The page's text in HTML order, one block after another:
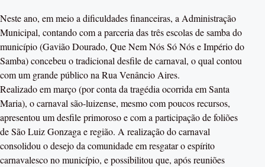
Neste ano, em meio a dificuldades financeiras, a Administração
Municipal, contando com a parceria das três escolas de samba do
município (Gavião Dourado, Que Nem Nós Só Nós e Império do
Samba) concebeu o tradicional desfile de carnaval, o qual contou
com um grande público na Rua Venâncio Aires.
Realizado em março (por conta da tragédia ocorrida em Santa
Maria), o carnaval são-luizense, mesmo com poucos recursos,
apresentou um desfile primoroso e com a participação de foliões
de São Luiz Gonzaga e região. A realização do carnaval
consolidou o desejo da comunidade em resgatar o espírito
carnavalesco no município, e possibilitou que, após reuniões